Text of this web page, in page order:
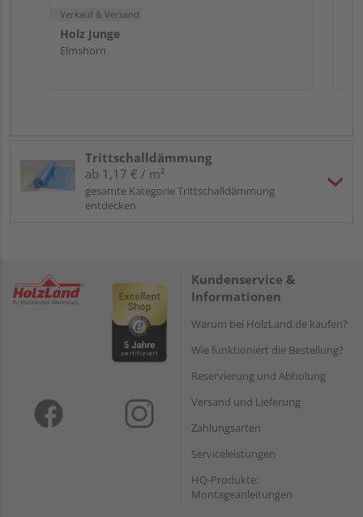
Verkauf & Versand
Holz Junge
Elmshorn
Trittschalldämmung
ab 1,17 € / m²
gesamte Kategorie Trittschalldämmung
entdecken
Kundenservice &
Informationen
Warum bei HolzLand.de kaufen?
Wie funktioniert die Bestellung?
Reservierung und Abholung
Versand und Lieferung
Zahlungsarten
Serviceleistungen
HQ-Produkte:
Montageanleitungen